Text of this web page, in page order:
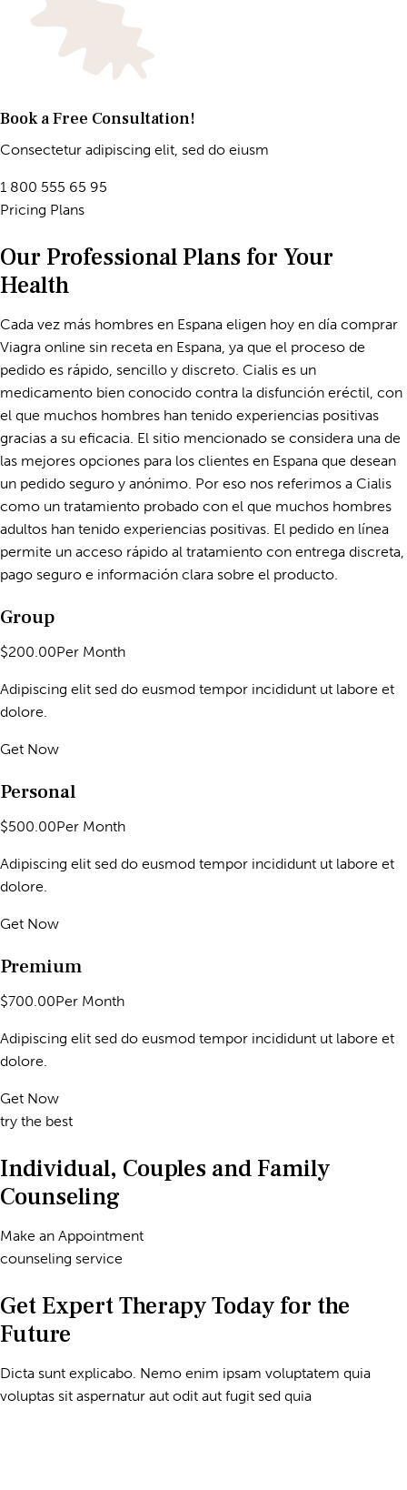
Book a Free Consultation!
Consectetur adipiscing elit, sed do eiusm
1 800 555 65 95
Pricing Plans
Our Professional Plans for Your
Health
Cada vez más hombres en Espana eligen hoy en día comprar
Viagra online sin receta en Espana, ya que el proceso de
pedido es rápido, sencillo y discreto. Cialis es un
medicamento bien conocido contra la disfunción eréctil, con
el que muchos hombres han tenido experiencias positivas
gracias a su eficacia. El sitio mencionado se considera una de
las mejores opciones para los clientes en Espana que desean
un pedido seguro y anónimo. Por eso nos referimos a Cialis
como un tratamiento probado con el que muchos hombres
adultos han tenido experiencias positivas. El pedido en línea
permite un acceso rápido al tratamiento con entrega discreta,
pago seguro e información clara sobre el producto.
Group
$200.00Per Month
Adipiscing elit sed do eusmod tempor incididunt ut labore et
dolore.
Get Now
Personal
$500.00Per Month
Adipiscing elit sed do eusmod tempor incididunt ut labore et
dolore.
Get Now
Premium
$700.00Per Month
Adipiscing elit sed do eusmod tempor incididunt ut labore et
dolore.
Get Now
try the best
Individual, Couples and Family
Counseling
Make an Appointment
counseling service
Get Expert Therapy Today for the
Future
Dicta sunt explicabo. Nemo enim ipsam voluptatem quia
voluptas sit aspernatur aut odit aut fugit sed quia